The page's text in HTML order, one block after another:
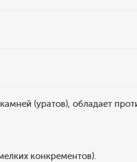
(уратов), обладает
конкрементов).